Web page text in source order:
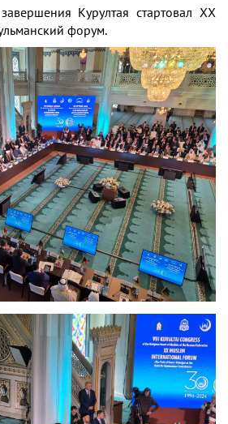
Курултая стартовал XX
форум.